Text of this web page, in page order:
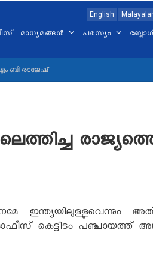
English
മാധ്യമങ്ങൾ പരസ്യം
ബി രാജേഷ്
ഇന്ത്യയിലുള്ളുവെന്നും
കെട്ടിടം പഞ്ചായത്ത്